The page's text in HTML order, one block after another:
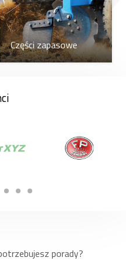
Części zapasowe
porady?